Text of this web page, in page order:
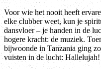
Voor wie het nooit heeft
elke clubber weet, kun je
dansvloer – je handen in de
hogere kracht: de muziek.
bijwoonde in Tanzania ging
vuisten in de lucht: Hallelujah!